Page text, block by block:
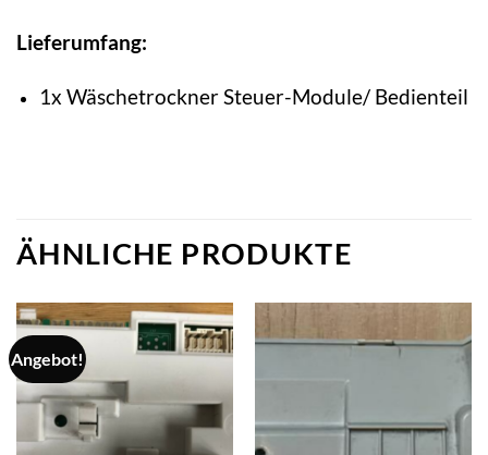
Lieferumfang:
1x Wäschetrockner Steuer-Module/ Bedienteil
ÄHNLICHE PRODUKTE
Angebot!